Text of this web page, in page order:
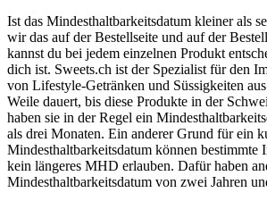
Ist das Mindesthaltbarkeitsdatum kleiner als
wir das auf der Bestellseite und auf der
kannst du bei jedem einzelnen Produkt
dich ist. Sweets.ch ist der Spezialist für den
von Lifestyle-Getränken und Süssigkeiten
Weile dauert, bis diese Produkte in der
haben sie in der Regel ein
als drei Monaten. Ein anderer Grund für ein
Mindesthaltbarkeitsdatum können bestimmte
kein längeres MHD erlauben. Dafür haben
Mindesthaltbarkeitsdatum von zwei Jahren